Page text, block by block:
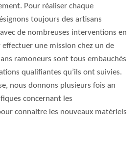
Pour réaliser chaque
toujours des artisans
de nombreuses interventions en
une mission chez un de
ramoneurs sont tous embauchés
qualifiantes qu’ils ont suivies.
nous donnons plusieurs fois an
concernant les
connaitre les nouveaux matériels